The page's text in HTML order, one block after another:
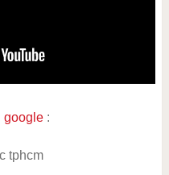
google:
tphcm